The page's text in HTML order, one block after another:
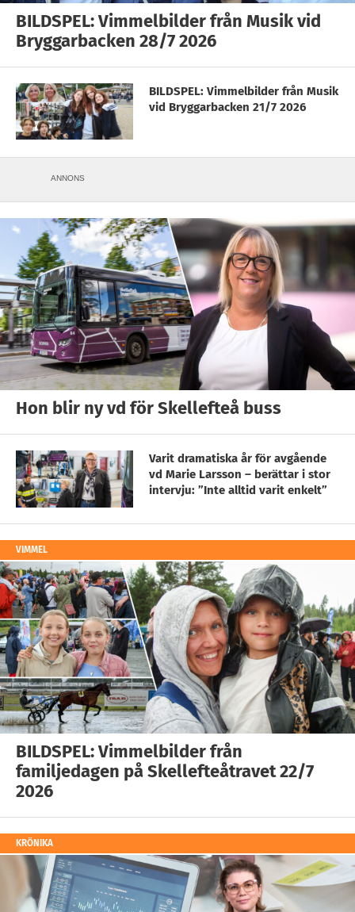
BILDSPEL: Vimmelbilder från Musik vid
Bryggarbacken 28/7 2026
BILDSPEL: Vimmelbilder från Musik
vid Bryggarbacken 21/7 2026
ANNONS
Hon blir ny vd för Skellefteå buss
Varit dramatiska år för avgående
vd Marie Larsson – berättar i stor
intervju: ”Inte alltid varit enkelt”
VIMMEL
BILDSPEL: Vimmelbilder från
familjedagen på Skellefteåtravet 22/7
2026
KRÖNIKA